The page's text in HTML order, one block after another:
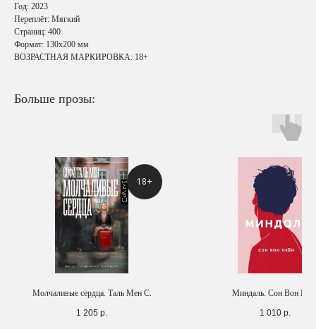
Год: 2023
Переплёт: Мягкий
Страниц: 400
Формат: 130х200 мм
ВОЗРАСТНАЯ МАРКИРОВКА: 18+
Больше прозы:
18+
Молчаливые сердца. Таль Мен С.
1 205 р.
Миндаль. Сон Вон
1 010 р.